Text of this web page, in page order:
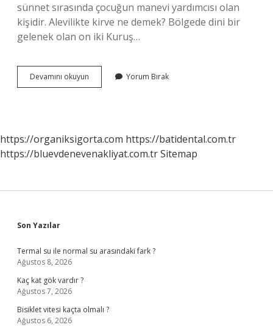
sünnet sırasında çocuğun manevi yardımcısı olan
kişidir. Alevilikte kirve ne demek? Bölgede dini bir
gelenek olan on iki Kuruş…
Devamını okuyun
Kirve
Yorum Bırak
https://organiksigorta.com https://batidental.com.tr
https://bluevdenevenakliyat.com.trSitemap
Sidebar
Son Yazılar
Termal su ile normal su arasındaki fark ?
Ağustos 8, 2026
Kaç kat gök vardır ?
Ağustos 7, 2026
Bisiklet vitesi kaçta olmalı ?
Ağustos 6, 2026